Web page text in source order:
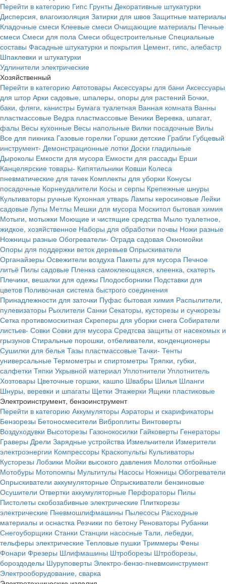
Перейти в категорию Гипс Грунты Декоративные штукатурки
Дисперсия, влагоизоляция Затирки для швов Защитные материалы
Кладочные смеси Клеевые смеси Очищающие материалы Печные
смеси Смеси для пола Смеси общестроительные Специальные
составы Фасадные штукатурки и покрытия Цемент, гипс, алебастр
Шпаклевки и штукатурки
Удлинители электрические
Хозяйственный
Перейти в категорию Автотовары Аксессуары для бани Аксессуары
для штор Арки садовые, шпалеры, опоры для растений Бочки,
баки, фляги, канистры Бумага туалетная Ванная комната Ванны
пластмассовые Ведра пластмассовые Веники Веревка, шпагат,
фалы Весы кухонные Весы напольные Вилки посадочные Вилы
Все для пикника Газовые горелки Горшки детские Грабли Губцевый
инструмент- Демонстрационные лотки Доски гладильные
Дыроколы Емкости для мусора Емкости для рассады Ерши
Канцелярские товары- Кипятильники Ковши Колеса
пневматические для тачек Комплекты для уборки Конусы
посадочные Корнеудалители Косы и серпы Крепежные шнуры
Культиваторы ручные Кухонная утварь Лампы керосиновые Лейки
садовые Лупы Метлы Мешки для мусора Москитол бытовая химия
Мотыги, мотыжки Моющие и чистящие средства Мыло туалетное,
жидкое, хозяйственное Наборы для обработки почвы Ножи разные
Ножницы разные Обогреватели- Ограда садовая Окномойки
Опоры для поддержки веток деревьев Опрыскиватели
Органайзеры Освежители воздуха Пакеты для мусора Печное
литьё Пилы садовые Пленка самоклеющаяся, клеенка, скатерть
Плечики, вешалки для одежы Плодосборники Подставки для
цветов Поливочная система быстрого соединения
Принадлежности для заточки Пуфас бытовая химия Распылители,
пулевизаторы Рыхлители Санки Секаторы, кусторезы и сучкорезы
Сетка противомоскитная Скреперы для уборки снега Собиратели
листьев- Совки Совки для мусора Средтсва защиты от насекомых и
грызунов Стиральные порошки, отбеливатели, конденционеры
Сушилки для белья Тазы пластмассовые Тачки- Тенты
универсальные Термометры и спиртометры Тряпки, губки,
салфетки Тяпки Укрывной материал Уплотнители Уплотнитель
Хозтовары Цветочные горшки, кашпо Швабры Шилья Шланги
Шнуры, веревки и шпагаты Щетки Этажерки Ящики пластиковые
Электроинструмент, бензоинструмент
Перейти в категорию Аккумуляторы Аэраторы и скарификаторы
Бензорезы Бетоносмесители Виброплиты Винтоверты
Воздуходувки Высоторезы Газонокосилки Гайковерты Генераторы
Граверы Дрели Зарядные устройства Измельчители Измерители
электроэнергии Компрессоры Краскопульты Культиваторы
Кусторезы Лобзики Мойки высокого давления Молотки отбойные
Мотобуры Мотопомпы Мультитулы Насосы Ножницы Обогреватели
Опрыскиватели аккумуляторные Опрыскиватели бензиновые
Осушители Отвертки аккумуляторные Перфораторы Пилы
Пистолеты скобозабивные электрические Плиткорезы
электрические Пневмошлифмашины Пылесосы Расходные
материалы и оснастка Резчики по бетону Реноваторы Рубанки
Снегоуборщики Станки Станции насосные Тали, лебедки,
тельферы электрические Тепловые пушки Триммеры Фены
Фонари Фрезеры Шлифмашины Штроборезы Штроборезы,
бороздоделы Шуруповерты Электро-бензо-пневмоинструмент
Электрооборудование, сварка